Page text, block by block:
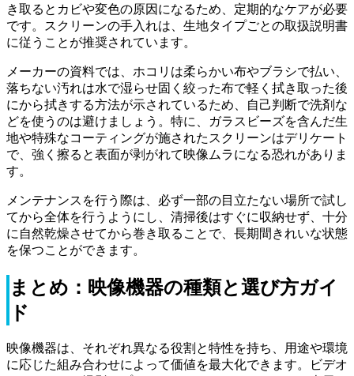
き取るとカビや変色の原因になるため、定期的なケアが必要
です。スクリーンの手入れは、生地タイプごとの取扱説明書
に従うことが推奨されています。
メーカーの資料では、ホコリは柔らかい布やブラシで払い、
落ちない汚れは水で湿らせ固く絞った布で軽く拭き取った後
にから拭きする方法が示されているため、自己判断で洗剤な
どを使うのは避けましょう。特に、ガラスビーズを含んだ生
地や特殊なコーティングが施されたスクリーンはデリケート
で、強く擦ると表面が剥がれて映像ムラになる恐れがありま
す。
メンテナンスを行う際は、必ず一部の目立たない場所で試し
てから全体を行うようにし、清掃後はすぐに収納せず、十分
に自然乾燥させてから巻き取ることで、長期間きれいな状態
を保つことができます。
まとめ：映像機器の種類と選び方ガイ
ド
映像機器は、それぞれ異なる役割と特性を持ち、用途や環境
に応じた組み合わせによって価値を最大化できます。ビデオ